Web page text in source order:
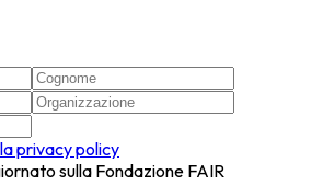
la privacy policy
sulla Fondazione FAIR